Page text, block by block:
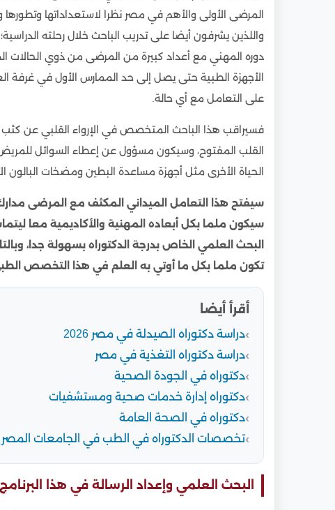
المرضى الأولى والأهم في مصر نظرا لاستعداداتها وتطورها
واللذين يشرفون أيضا على تدريب الباحث خلال رحلته
دوره المهني مع أعداد كبيرة من المرضى من ذوي الحالات
الأجهزة الطبية حتى يصل إلى حد الممارس الأول في غرفة
على التعامل مع أي حالة.
فسيراقب هذا الباحث المتخصص في الإرواء القلبي عن كثب
القلب المفتوح، وسيكون مسؤول عن إعطاء السوائل
الحياة الأخرى مثل أجهزة مساعدة البطين ومضخات البالون
سيفتح هذا التعامل الميداني المكثف مع المرضى
سيكون ملما بكل أبعاده المهنية والأكاديمية معا
البحث العلمي الخاص بدرجة الدكتوراه بسهولة جدا،
تكون ملما بكل ما أوتي به العلم في هذا التخصص
أقرأ أيضا
دراسة دكتوراه الصيدلة في مصر 2026
دراسة دكتوراه التغذية في مصر
دكتوراه في الجودة الصحية
دكتوراه إدارة خدمات صحية ومستشفيات
دكتوراه في الصحة العامة
تخصصات الدكتوراه في الطب في الجامعات
البحث العلمي وإعداد الرسالة في هذا